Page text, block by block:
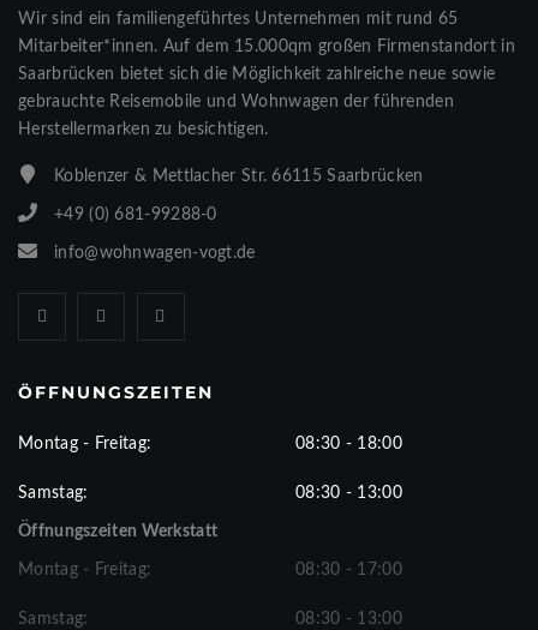
Wir sind ein familiengeführtes Unternehmen mit rund 65
Mitarbeiter*innen. Auf dem 15.000qm großen Firmenstandort in
Saarbrücken bietet sich die Möglichkeit zahlreiche neue sowie
gebrauchte Reisemobile und Wohnwagen der führenden
Herstellermarken zu besichtigen.
Koblenzer & Mettlacher Str. 66115 Saarbrücken
+49 (0) 681-99288-0
info@wohnwagen-vogt.de
ÖFFNUNGSZEITEN
Montag - Freitag: 08:30 - 18:00
Samstag: 08:30 - 13:00
Öffnungszeiten Werkstatt
Montag - Freitag: 08:30 - 17:00
Samstag: 08:30 - 13:00